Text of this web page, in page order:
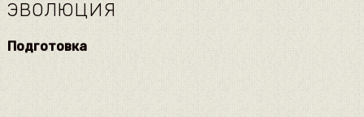
ЭВОЛЮЦИЯ
Подготовка